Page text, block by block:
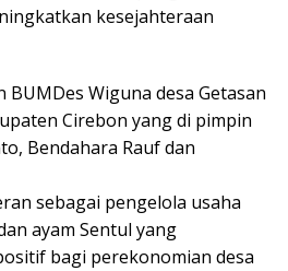
kesejahteraan
Wiguna desa Getasan
Cirebon yang di pimpin
Bendahara Rauf dan
sebagai pengelola usaha
ayam Sentul yang
bagi perekonomian desa